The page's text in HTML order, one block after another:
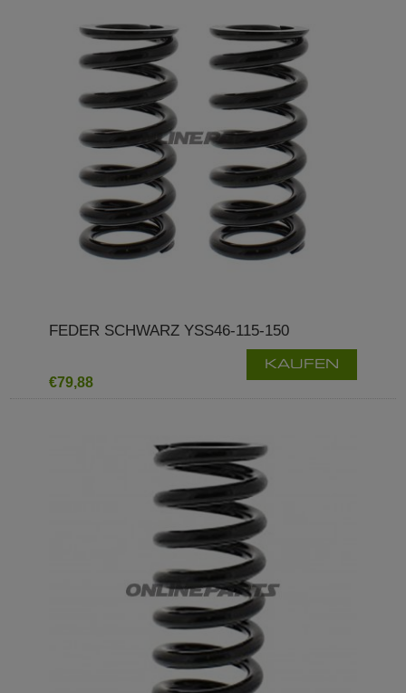
FEDER SCHWARZ YSS46-115-150
€79,88
KAUFEN